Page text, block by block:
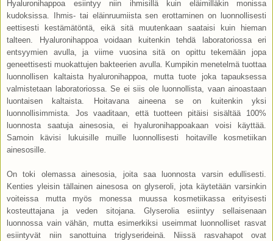
Hyaluronihappoa esiintyy niin ihmisillä kuin eläimilläkin monissa
kudoksissa. Ihmis- tai eläinruumiista sen erottaminen on luonnollisesti
eettisesti kestämätöntä, eikä sitä muutenkaan saataisi kuin hieman
talteen. Hyaluronihappoa voidaan kuitenkin tehdä laboratoriossa eri
entsyymien avulla, ja viime vuosina sitä on opittu tekemään jopa
geneettisesti muokattujen bakteerien avulla. Kumpikin menetelmä tuottaa
luonnollisen kaltaista hyaluronihappoa, mutta tuote joka tapauksessa
valmistetaan laboratoriossa. Se ei siis ole luonnollista, vaan ainoastaan
luontaisen kaltaista. Hoitavana aineena se on kuitenkin yksi
luonnollisimmista. Jos vaaditaan, että tuotteen pitäisi sisältää 100%
luonnosta saatuja ainesosia, ei hyaluronihappoakaan voisi käyttää.
Samoin kävisi lukuisille muille luonnollisesti hoitaville kosmetiikan
ainesosille.
On toki olemassa ainesosia, joita saa luonnosta varsin edullisesti.
Kenties yleisin tällainen ainesosa on glyseroli, jota käytetään varsinkin
voiteissa mutta myös monessa muussa kosmetiikassa erityisesti
kosteuttajana ja veden sitojana. Glyserolia esiintyy sellaisenaan
luonnossa vain vähän, mutta esimerkiksi useimmat luonnolliset rasvat
esiintyvät niin sanottuina triglyserideinä. Niissä rasvahapot ovat